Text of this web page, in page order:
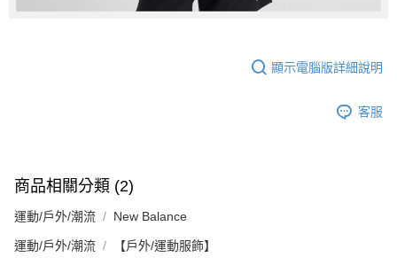
顯示電腦版詳細說明
客服
商品相關分類 (2)
運動/戶外/潮流 New Balance
運動/戶外/潮流 【戶外/運動服飾】